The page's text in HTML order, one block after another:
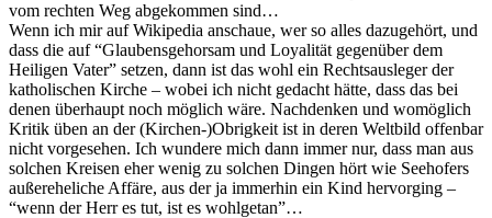
vom rechten Weg abgekommen sind…
Wenn ich mir auf Wikipedia anschaue, wer so alles dazugehört, und
dass die auf “Glaubensgehorsam und Loyalität gegenüber dem
Heiligen Vater” setzen, dann ist das wohl ein Rechtsausleger der
katholischen Kirche – wobei ich nicht gedacht hätte, dass das bei
denen überhaupt noch möglich wäre. Nachdenken und womöglich
Kritik üben an der (Kirchen-)Obrigkeit ist in deren Weltbild offenbar
nicht vorgesehen. Ich wundere mich dann immer nur, dass man aus
solchen Kreisen eher wenig zu solchen Dingen hört wie Seehofers
außereheliche Affäre, aus der ja immerhin ein Kind hervorging –
“wenn der Herr es tut, ist es wohlgetan”…